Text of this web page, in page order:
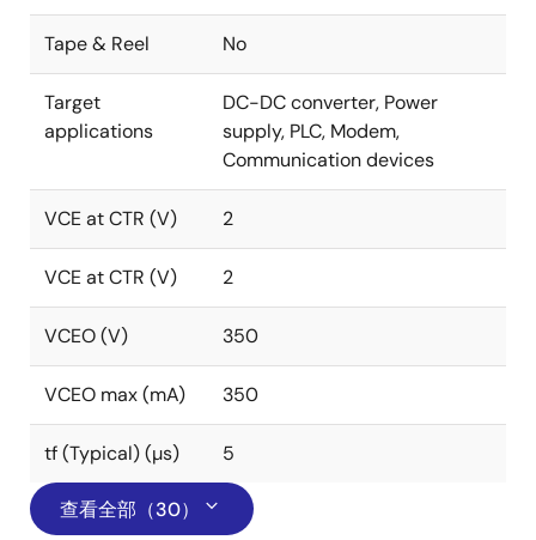
Tape & Reel No
Target
applications
DC-DC converter, Power
supply, PLC, Modem,
Communication devices
VCE at CTR (V) 2
VCE at CTR (V) 2
VCEO (V) 350
VCEO max (mA) 350
tf (Typical) (µs) 5
查看全部（30）